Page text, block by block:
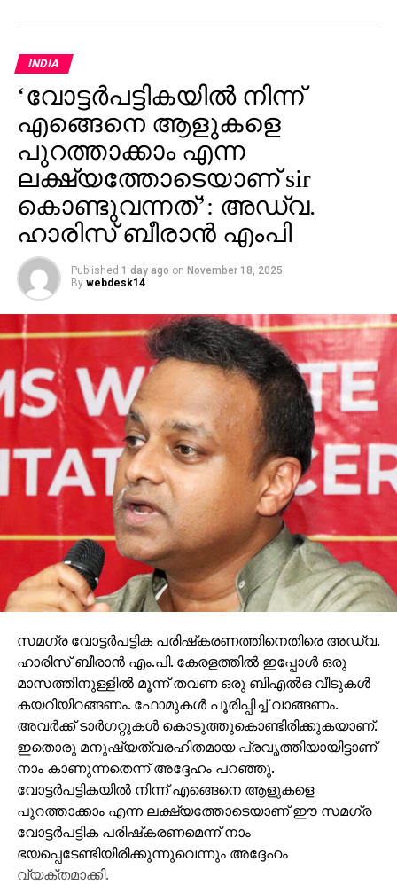
പൃഥ്വിരാജും ആ വേഷം മമ്മൂക്ക ചെയ്യണം എന്ന്
നിര്‍ദേശിച്ചതെന്നും അദ്ദേഹം വെളിപ്പെടുത്തി. ജിതിന്‍
കെ. ജോസ് പറഞ്ഞു പോലെ, വിനായകന്‍ അവതരിപ്പിച്ച
വേഷം തന്നെയാണ് ആദ്യം പൃഥ്വിരാജിന്
പരിഗണിച്ചത്. മമ്മൂട്ടി കമ്പനി നിര്‍മിച്ച ‘കളങ്കാവല്‍’
നവംബര്‍ 27ന് തീയേറ്ററുകളില്‍ റിലീസ് ചെയ്യും.
INDIA
‘വോട്ടര്‍പട്ടികയില്‍ നിന്ന്
എങ്ങെനെ ആളുകളെ
പുറത്താക്കാം എന്ന
ലക്ഷ്യത്തോടെയാണ് sir
കൊണ്ടുവന്നത്’: അഡ്വ.
ഹാരിസ് ബീരാൻ എംപി
Published 1 day ago on November 18, 2025
By webdesk14
സമഗ്ര വോട്ടര്‍പട്ടിക പരിഷ്‌കരണത്തിനെതിരെ അഡ്വ.
ഹാരിസ് ബീരാന്‍ എം.പി. കേരളത്തില്‍ ഇപ്പോള്‍ ഒരു
മാസത്തിനുള്ളില്‍ മൂന്ന് തവണ ഒരു ബിഎല്‍ഒ വീടുകള്‍
കയറിയിറങ്ങണം. ഫോമുകള്‍ പൂരിപ്പിച്ച് വാങ്ങണം.
അവര്‍ക്ക് ടാര്‍ഗറ്റുകള്‍ കൊടുത്തുകൊണ്ടിരിക്കുകയാണ്.
ഇതൊരു മനുഷ്യത്വരഹിതമായ പ്രവൃത്തിയായിട്ടാണ്
നാം കാണുന്നതെന്ന് അദ്ദേഹം പറഞ്ഞു.
വോട്ടര്‍പട്ടികയില്‍ നിന്ന് എങ്ങെനെ ആളുകളെ
പുറത്താക്കാം എന്ന ലക്ഷ്യത്തോടെയാണ് ഈ സമഗ്ര
വോട്ടര്‍പട്ടിക പരിഷ്‌കരണമെന്ന് നാം
ഭയപ്പെടേണ്ടിയിരിക്കുന്നുവെന്നും അദ്ദേഹം
വ്യക്തമാക്കി.